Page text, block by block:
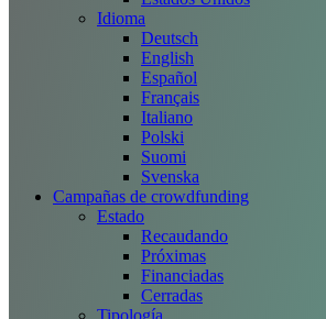
Idioma
Deutsch
English
Español
Français
Italiano
Polski
Suomi
Svenska
Campañas de crowdfunding
Estado
Recaudando
Próximas
Financiadas
Cerradas
Tipología